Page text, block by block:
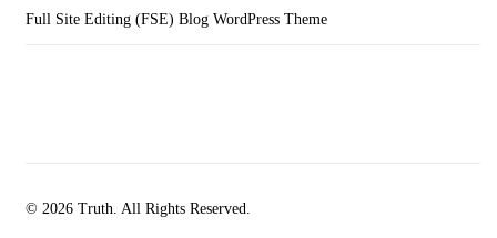
Full Site Editing (FSE) Blog WordPress Theme
© 2026 Truth. All Rights Reserved.